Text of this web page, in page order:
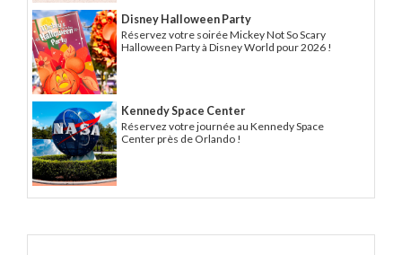
Disney Halloween Party
Réservez votre soirée Mickey Not So Scary
Halloween Party à Disney World pour 2026 !
Kennedy Space Center
Réservez votre journée au Kennedy Space
Center près de Orlando !